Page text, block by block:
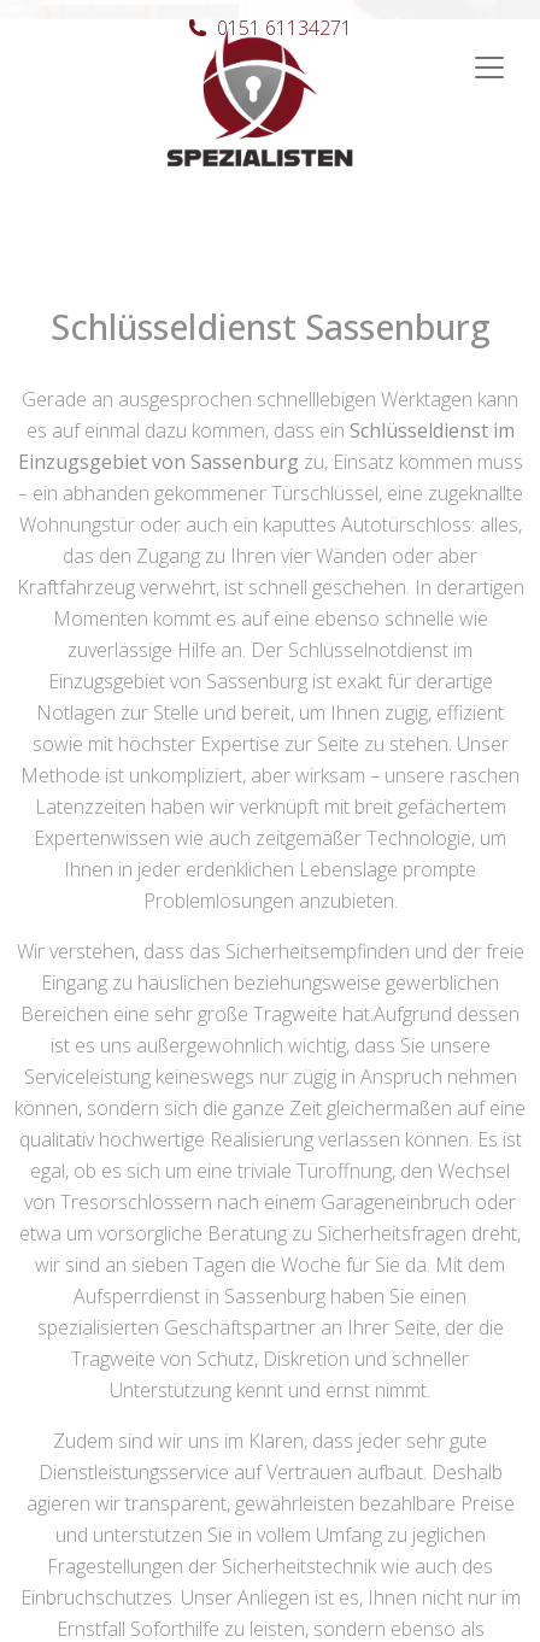
Hauptnavigation
0151 61134271
Schlüsseldienst Sassenburg
Gerade an ausgesprochen schnelllebigen Werktagen kann
es auf einmal dazu kommen, dass ein Schlüsseldienst im
Einzugsgebiet von Sassenburg zu, Einsatz kommen muss
– ein abhanden gekommener Türschlüssel, eine zugeknallte
Wohnungstür oder auch ein kaputtes Autotürschloss: alles,
das den Zugang zu Ihren vier Wänden oder aber
Kraftfahrzeug verwehrt, ist schnell geschehen. In derartigen
Momenten kommt es auf eine ebenso schnelle wie
zuverlässige Hilfe an. Der Schlüsselnotdienst im
Einzugsgebiet von Sassenburg ist exakt für derartige
Notlagen zur Stelle und bereit, um Ihnen zügig, effizient
sowie mit höchster Expertise zur Seite zu stehen. Unser
Methode ist unkompliziert, aber wirksam – unsere raschen
Latenzzeiten haben wir verknüpft mit breit gefächertem
Expertenwissen wie auch zeitgemäßer Technologie, um
Ihnen in jeder erdenklichen Lebenslage prompte
Problemlösungen anzubieten.
Wir verstehen, dass das Sicherheitsempfinden und der freie
Eingang zu häuslichen beziehungsweise gewerblichen
Bereichen eine sehr große Tragweite hat.Aufgrund dessen
ist es uns außergewöhnlich wichtig, dass Sie unsere
Serviceleistung keineswegs nur zügig in Anspruch nehmen
können, sondern sich die ganze Zeit gleichermaßen auf eine
qualitativ hochwertige Realisierung verlassen können. Es ist
egal, ob es sich um eine triviale Türöffnung, den Wechsel
von Tresorschlössern nach einem Garageneinbruch oder
etwa um vorsorgliche Beratung zu Sicherheitsfragen dreht,
wir sind an sieben Tagen die Woche für Sie da. Mit dem
Aufsperrdienst in Sassenburg haben Sie einen
spezialisierten Geschäftspartner an Ihrer Seite, der die
Tragweite von Schutz, Diskretion und schneller
Unterstützung kennt und ernst nimmt.
Zudem sind wir uns im Klaren, dass jeder sehr gute
Dienstleistungsservice auf Vertrauen aufbaut. Deshalb
agieren wir transparent, gewährleisten bezahlbare Preise
und unterstützen Sie in vollem Umfang zu jeglichen
Fragestellungen der Sicherheitstechnik wie auch des
Einbruchschutzes. Unser Anliegen ist es, Ihnen nicht nur im
Ernstfall Soforthilfe zu leisten, sondern ebenso als